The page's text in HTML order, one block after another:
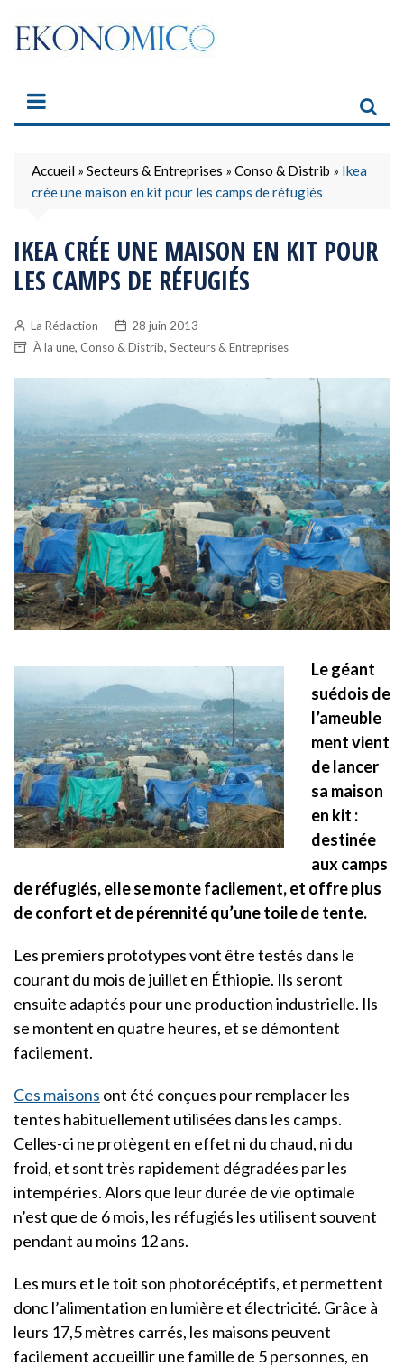
content
Accueil » Secteurs & Entreprises » Conso & Distrib » Ikea
crée une maison en kit pour les camps de réfugiés
IKEA CRÉE UNE MAISON EN KIT POUR
LES CAMPS DE RÉFUGIÉS
La Rédaction
28 juin 2013
À la une, Conso & Distrib, Secteurs & Entreprises
Le géant
suédois de
l’ameuble
ment vient
de lancer
sa maison
en kit :
destinée
aux camps
de réfugiés, elle se monte facilement, et offre plus
de confort et de pérennité qu’une toile de tente.
Les premiers prototypes vont être testés dans le
courant du mois de juillet en Éthiopie. Ils seront
ensuite adaptés pour une production industrielle. Ils
se montent en quatre heures, et se démontent
facilement.
Ces maisons ont été conçues pour remplacer les
tentes habituellement utilisées dans les camps.
Celles-ci ne protègent en effet ni du chaud, ni du
froid, et sont très rapidement dégradées par les
intempéries. Alors que leur durée de vie optimale
n’est que de 6 mois, les réfugiés les utilisent souvent
pendant au moins 12 ans.
Les murs et le toit son photorécéptifs, et permettent
donc l’alimentation en lumière et électricité. Grâce à
leurs 17,5 mètres carrés, les maisons peuvent
facilement accueillir une famille de 5 personnes, en